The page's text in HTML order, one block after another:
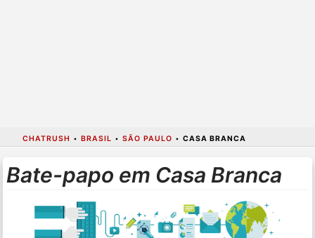
CHATRUSH • BRASIL • SÃO PAULO • CASA BRANCA
Bate-papo em Casa Branca